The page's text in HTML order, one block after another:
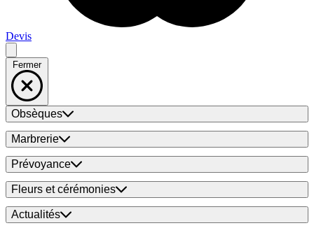
Devis
Fermer
Obsèques
Marbrerie
Prévoyance
Fleurs et cérémonies
Actualités